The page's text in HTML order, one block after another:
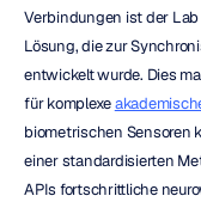
Verbindungen ist der Lab
Lösung, die zur
entwickelt wurde. Dies
für komplexe
biometrischen Sensoren
einer standardisierten
APIs fortschrittliche